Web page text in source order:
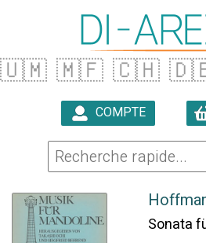
🇺🇲 🇲🇫 🇨🇭
COMPTE
Sonata